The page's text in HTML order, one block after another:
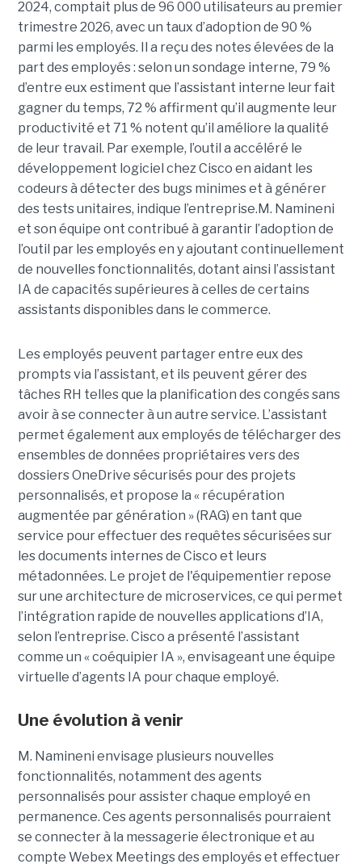
2024, comptait plus de 96 000 utilisateurs au premier
trimestre 2026, avec un taux d’adoption de 90 %
parmi les employés. Il a reçu des notes élevées de la
part des employés : selon un sondage interne, 79 %
d’entre eux estiment que l’assistant interne leur fait
gagner du temps, 72 % affirment qu’il augmente leur
productivité et 71 % notent qu’il améliore la qualité
de leur travail. Par exemple, l’outil a accéléré le
développement logiciel chez Cisco en aidant les
codeurs à détecter des bugs minimes et à générer
des tests unitaires, indique l’entreprise.M. Namineni
et son équipe ont contribué à garantir l’adoption de
l’outil par les employés en y ajoutant continuellement
de nouvelles fonctionnalités, dotant ainsi l’assistant
IA de capacités supérieures à celles de certains
assistants disponibles dans le commerce.
Les employés peuvent partager entre eux des
prompts via l’assistant, et ils peuvent gérer des
tâches RH telles que la planification des congés sans
avoir à se connecter à un autre service. L’assistant
permet également aux employés de télécharger des
ensembles de données propriétaires vers des
dossiers OneDrive sécurisés pour des projets
personnalisés, et propose la « récupération
augmentée par génération » (RAG) en tant que
service pour effectuer des requêtes sécurisées sur
les documents internes de Cisco et leurs
métadonnées. Le projet de l'équipementier repose
sur une architecture de microservices, ce qui permet
l’intégration rapide de nouvelles applications d’IA,
selon l’entreprise. Cisco a présenté l’assistant
comme un « coéquipier IA », envisageant une équipe
virtuelle d’agents IA pour chaque employé.
Une évolution à venir
M. Namineni envisage plusieurs nouvelles
fonctionnalités, notamment des agents
personnalisés pour assister chaque employé en
permanence. Ces agents personnalisés pourraient
se connecter à la messagerie électronique et au
compte Webex Meetings des employés et effectuer